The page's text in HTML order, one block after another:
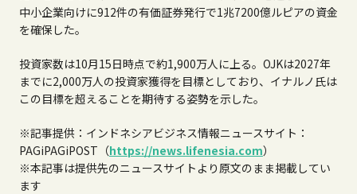
中小企業向けに912件の有価証券発行で1兆7200億ルピアの資金
を確保した。
投資家数は10月15日時点で約1,900万人に上る。OJKは2027年
までに2,000万人の投資家獲得を目標としており、イナルノ氏は
この目標を超えることを期待する姿勢を示した。
※記事提供：インドネシアビジネス情報ニュースサイト：
PAGiPAGiPOST（https://news.lifenesia.com）
※本記事は提供先のニュースサイトより原文のまま掲載してい
ます